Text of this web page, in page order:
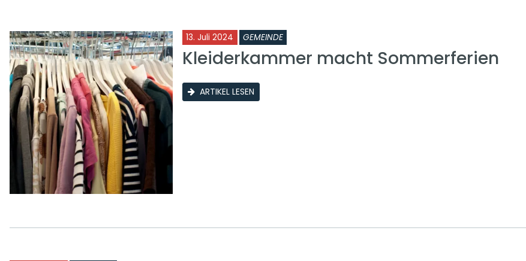
13. Juli 2024 GEMEINDE
Kleiderkammer macht Sommerferien
ARTIKEL LESEN